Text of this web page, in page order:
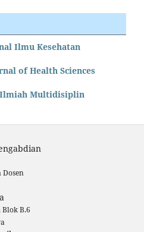
Ilmu Kesehatan
of Health Sciences
Ilmiah Multidisiplin
Dosen
B.6